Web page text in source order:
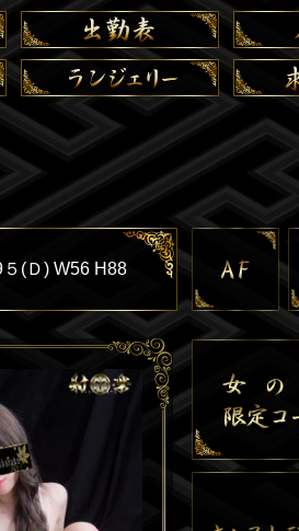
(Ｄ) W56 H88